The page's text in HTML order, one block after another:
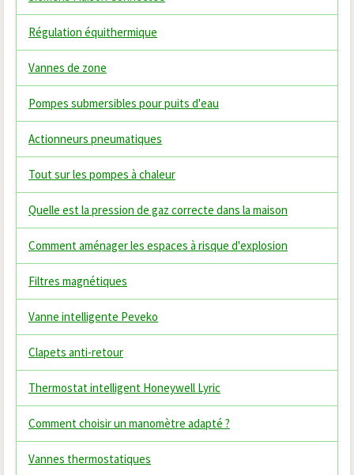
Régulation équithermique
Vannes de zone
Pompes submersibles pour puits d'eau
Actionneurs pneumatiques
Tout sur les pompes à chaleur
Quelle est la pression de gaz correcte dans la maison
Comment aménager les espaces à risque d'explosion
Filtres magnétiques
Vanne intelligente Peveko
Clapets anti-retour
Thermostat intelligent Honeywell Lyric
Comment choisir un manomètre adapté ?
Vannes thermostatiques